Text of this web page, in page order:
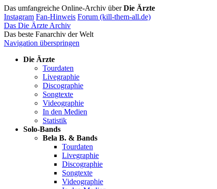
Das umfangreiche Online-Archiv überDie Ärzte
Instagram Fan-Hinweis Forum (kill-them-all.de)
Das Die Ärzte Archiv
Das beste Fanarchiv der Welt
Navigation überspringen
Die Ärzte
Tourdaten
Livegraphie
Discographie
Songtexte
Videographie
In den Medien
Statistik
Solo-Bands
Bela B. & Bands
Tourdaten
Livegraphie
Discographie
Songtexte
Videographie